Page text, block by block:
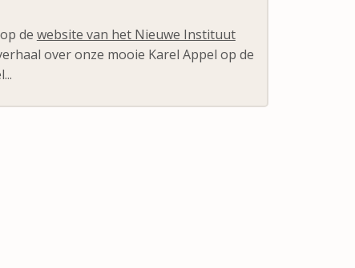
de website van het Nieuwe Instituut
over onze mooie Karel Appel op de